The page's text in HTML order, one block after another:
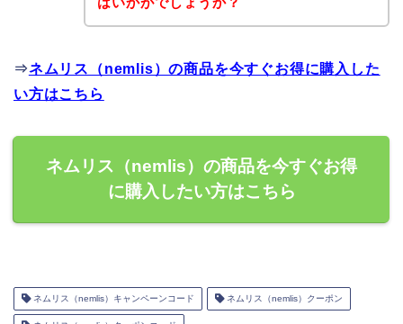
⇒ネムリス（nemlis）の商品を今すぐお得に購入した
い方はこちら
ネムリス（nemlis）の商品を今すぐお得
に購入したい方はこちら
ネムリス（nemlis）キャンペーンコード ネムリス（nemlis）クーポン